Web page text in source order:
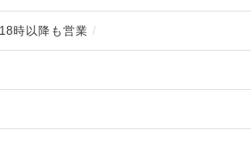
18時以降も営業